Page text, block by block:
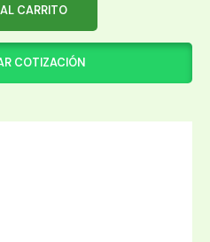
CARRITO
COTIZACIÓN